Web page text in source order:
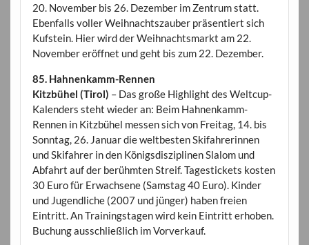
20. November bis 26. Dezember im Zentrum statt.
Ebenfalls voller Weihnachtszauber präsentiert sich
Kufstein. Hier wird der Weihnachtsmarkt am 22.
November eröffnet und geht bis zum 22. Dezember.
85. Hahnenkamm-Rennen
Kitzbühel (Tirol) – Das große Highlight des Weltcup-
Kalenders steht wieder an: Beim Hahnenkamm-
Rennen in Kitzbühel messen sich von Freitag, 14. bis
Sonntag, 26. Januar die weltbesten Skifahrerinnen
und Skifahrer in den Königsdisziplinen Slalom und
Abfahrt auf der berühmten Streif. Tagestickets kosten
30 Euro für Erwachsene (Samstag 40 Euro). Kinder
und Jugendliche (2007 und jünger) haben freien
Eintritt. An Trainingstagen wird kein Eintritt erhoben.
Buchung ausschließlich im Vorverkauf.